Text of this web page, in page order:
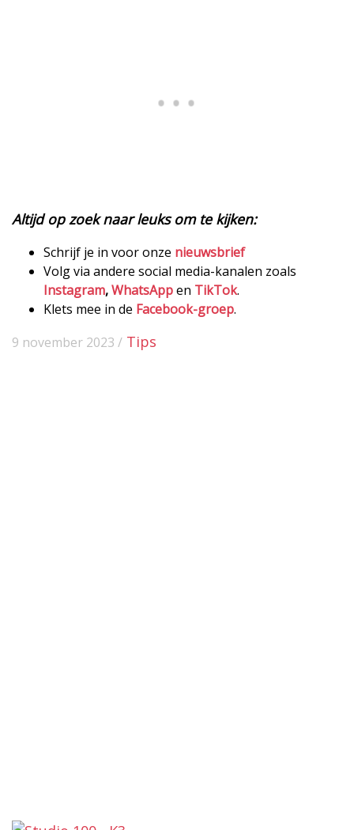
Altijd op zoek naar leuks om te kijken:
Schrijf je in voor onze nieuwsbrief
Volg via andere social media-kanalen zoals
Instagram,WhatsAppen TikTok.
Klets mee in de Facebook-groep.
9 november 2023 / Tips